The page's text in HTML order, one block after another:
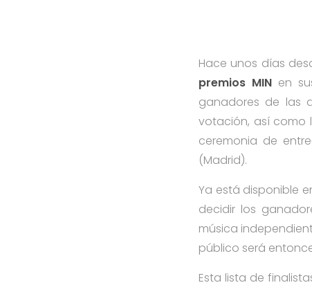
Hace unos días
premios MIN en
ganadores de las
votación, así como
ceremonia de
(Madrid).
Ya está disponible
decidir los
música
público será
Esta lista de